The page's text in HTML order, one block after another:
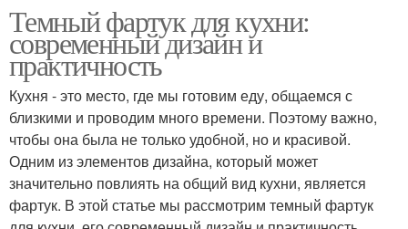
Темный фартук для кухни:
современный дизайн и
практичность
Кухня - это место, где мы готовим еду, общаемся с
близкими и проводим много времени. Поэтому важно,
чтобы она была не только удобной, но и красивой.
Одним из элементов дизайна, который может
значительно повлиять на общий вид кухни, является
фартук. В этой статье мы рассмотрим темный фартук